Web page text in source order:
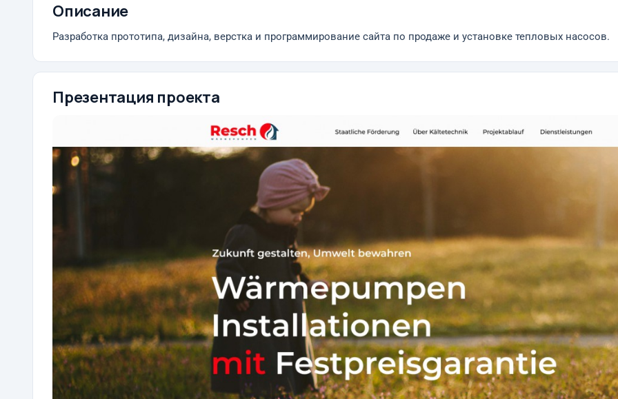
Описание
Разработка прототипа, дизайна, верстка и программирование сайта по продаже и установке тепловых насосов.
Презентация проекта